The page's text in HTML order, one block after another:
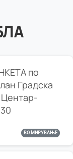
по
Градска
Центар-
ВО МИРУВАЊЕ